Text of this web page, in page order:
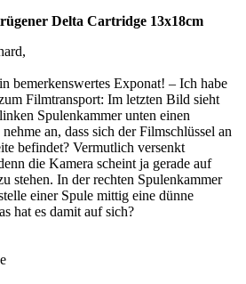
Delta Cartridge 13x18cm
bemerkenswertes Exponat! – Ich habe
Filmtransport: Im letzten Bild sieht
Spulenkammer unten einen
an, dass sich der Filmschlüssel an
befindet? Vermutlich versenkt
die Kamera scheint ja gerade auf
stehen. In der rechten Spulenkammer
einer Spule mittig eine dünne
hat es damit auf sich?